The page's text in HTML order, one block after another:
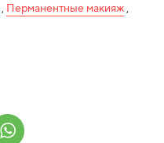
, Перманентные макияж,